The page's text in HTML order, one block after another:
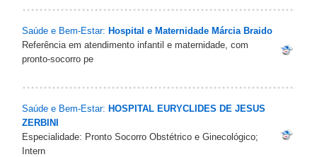
Saúde e Bem-Estar: Hospital e Maternidade Márcia Braido
Referência em atendimento infantil e maternidade, com
pronto-socorro pe
Saúde e Bem-Estar: HOSPITAL EURYCLIDES DE JESUS
ZERBINI
Especialidade: Pronto Socorro Obstétrico e Ginecológico;
Intern